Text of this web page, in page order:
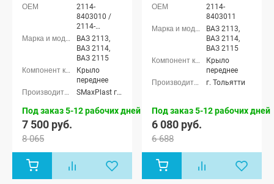
(неокрашенные)
2114-
8403010 /
2114-
8403011
ВАЗ 2113,
ВАЗ 2114,
ВАЗ 2115
Крыло
переднее
SMaxPlast г. Тольятти
Под заказ 5-12 рабочих дней
7 500 руб.
8 065
2114-
8403011
ВАЗ 2113,
ВАЗ 2114,
ВАЗ 2115
Крыло
переднее
г. Тольятти
Под заказ 5-12 рабочих дней
6 080 руб.
6 688